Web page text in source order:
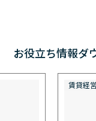
お役立ち情報ダ
賃貸経